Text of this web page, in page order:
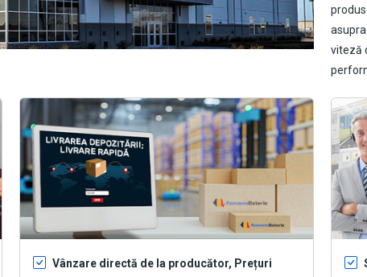
asupra
viteză
Vânzare directă de la producător, Prețuri